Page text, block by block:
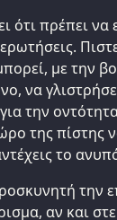
ότι πρέπει
με την
να
την
της
το
την
αν και